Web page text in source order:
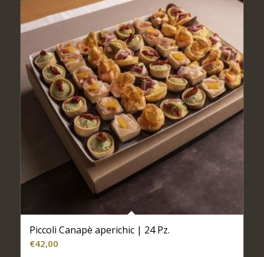
Piccoli Canapè aperichic | 24 Pz.
€42,00